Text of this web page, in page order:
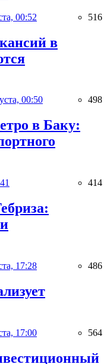
00:52 516
в
00:50 498
в Баку:
414
17:28 486
17:00 564